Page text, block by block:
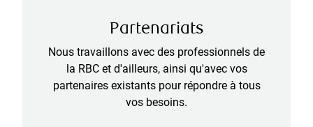
Partenariats
Nous travaillons avec des professionnels de
la RBC et d'ailleurs, ainsi qu'avec vos
partenaires existants pour répondre à tous
vos besoins.